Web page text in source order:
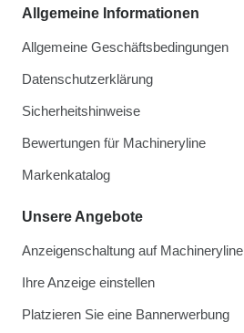
Allgemeine Informationen
Allgemeine Geschäftsbedingungen
Datenschutzerklärung
Sicherheitshinweise
Bewertungen für Machineryline
Markenkatalog
Unsere Angebote
Anzeigenschaltung auf Machineryline
Ihre Anzeige einstellen
Platzieren Sie eine Bannerwerbung